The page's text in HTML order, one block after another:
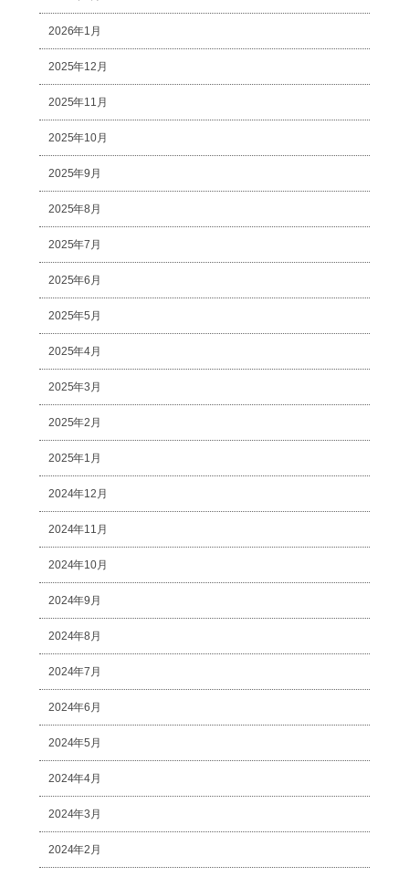
2026年1月
2025年12月
2025年11月
2025年10月
2025年9月
2025年8月
2025年7月
2025年6月
2025年5月
2025年4月
2025年3月
2025年2月
2025年1月
2024年12月
2024年11月
2024年10月
2024年9月
2024年8月
2024年7月
2024年6月
2024年5月
2024年4月
2024年3月
2024年2月